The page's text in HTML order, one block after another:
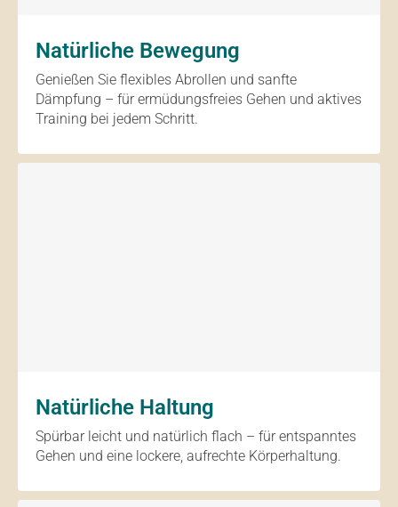
Natürliche Bewegung
Genießen Sie flexibles Abrollen und sanfte
Dämpfung – für ermüdungsfreies Gehen und aktives
Training bei jedem Schritt.
Natürliche Haltung
Spürbar leicht und natürlich flach – für entspanntes
Gehen und eine lockere, aufrechte Körperhaltung.